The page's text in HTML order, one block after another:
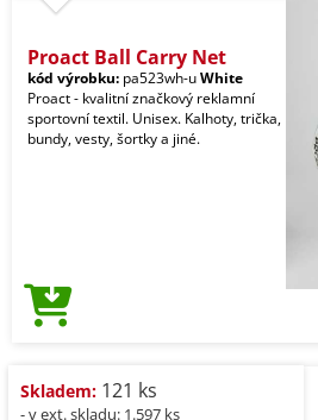
Proact Ball Carry Net
kód výrobku: pa523wh-uWhite
Proact - kvalitní značkový reklamní
sportovní textil. Unisex. Kalhoty, trička,
bundy, vesty, šortky a jiné.
Skladem: 121 ks
- v ext. skladu: 1.597 ks